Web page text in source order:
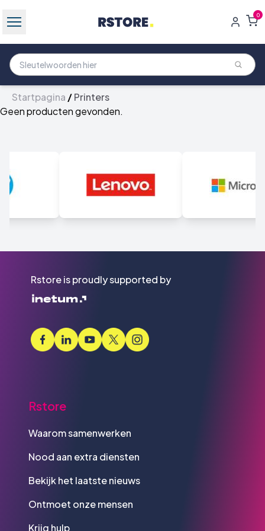
0
Startpagina /Printers
Geen producten gevonden.
Rstore is proudly supported by
Rstore
Waarom samenwerken
Nood aan extra diensten
Bekijk het laatste nieuws
Ontmoet onze mensen
Krijg hulp